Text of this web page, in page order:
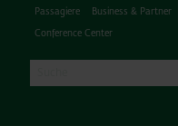
Passagiere Business & Partner
Conference Center